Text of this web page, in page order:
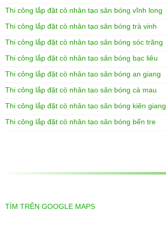
Thi công lắp đặt cỏ nhân tạo sân bóng vĩnh long
Thi công lắp đặt cỏ nhân tạo sân bóng trà vinh
Thi công lắp đặt cỏ nhân tạo sân bóng sóc trăng
Thi công lắp đặt cỏ nhân tạo sân bóng bạc liêu
Thi công lắp đặt cỏ nhân tạo sân bóng an giang
Thi công lắp đặt cỏ nhân tạo sân bóng cà mau
Thi công lắp đặt cỏ nhân tạo sân bóng kiên giang
Thi công lắp đặt cỏ nhân tạo sân bóng bến tre
TÌM TRÊN GOOGLE MAPS